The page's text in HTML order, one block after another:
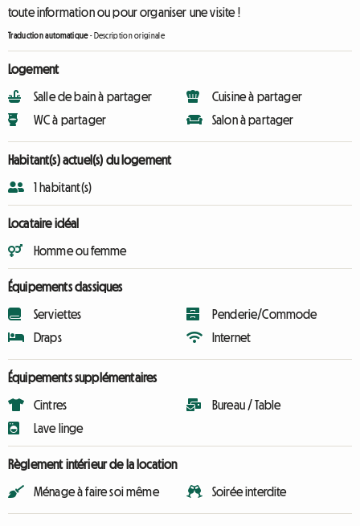
toute information ou pour organiser une visite !
Traduction automatique- Description originale
Logement
Salle de bain à partager
WC à partager
Cuisine à partager
Salon à partager
Habitant(s) actuel(s) du logement
1 habitant(s)
Locataire idéal
Homme ou femme
Équipements classiques
Serviettes
Draps
Penderie/Commode
Internet
Équipements supplémentaires
Cintres
Lave linge
Bureau / Table
Règlement intérieur de la location
Ménage à faire soi même Soirée interdite